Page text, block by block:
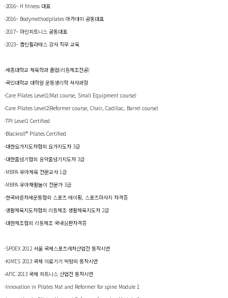
-2016~ H fitness 대표
-2016~ Bodymethodpilates 아카데미 공동대표
-2017~ 마린피트니스 공동대표
-2023~ 캡틴필라테스 강사 직무 교육
-세종대학교 체육학과 졸업(리듬체조전공)
-국민대학교 대학원 운동생리학 석사과정
-Care Pilates Level1(Mat course, Small Equipment course)
-Care Pilates Level2(Reformer course, Chair, Cadillac, Barrel course)
-TPI Level1 Certified
-Blackroll® Pilates Certified
-대한요가지도자협회 요가지도자 3급
-대한줄넘기협회 음악줄넘기지도자 3급
-MBPA 유아체육 전문교사 1급
-MBPA 유아재활놀이 전문가 3급
-한국바른자세운동협회 스포츠 테이핑, 스포츠마사지 자격증
-생활체육지도자협회 리듬체조 생활체육지도자 2급
-대한체조협회 리듬체조 국내심판자격증
-SPOEX 2012 서울 국제스포츠레저산업전 동작시연
-KIMES 2013 국제 의료기기 박람회 동작시연
-AFIC 2013 국제 피트니스 산업전 동작시연
-Innovation in Pilates Mat and Reformer for spine Module 1